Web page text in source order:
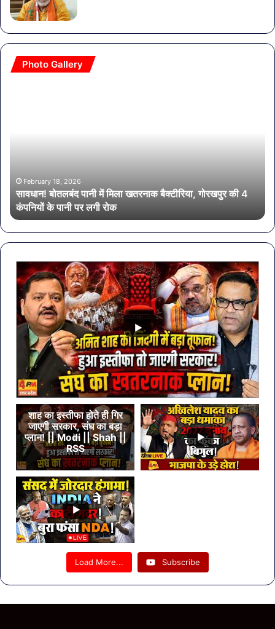
Photo Gallery
गोरखपुर
की
कंपनियों
के
पानी
लगी
रोक
February 18, 2026
सावधान! बोतलबंद पानी में मिला खतरनाक बैक्टीरिया, गोरखपुर की 4
कंपनियों के पानी पर लगी रोक
शाह का इस्तीफा होते ही गिर
जाएगी सरकार, संघ का बड़ा
प्लान! || Modi || Shah ||
RSS
Load More... Subscribe